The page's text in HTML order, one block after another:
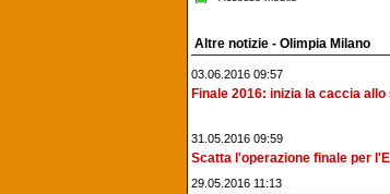
Altre notizie - Olimpia Milano
03.06.2016 09:57
Finale 2016: inizia la caccia allo
31.05.2016 09:59
Scatta l'operazione finale per
29.05.2016 11:13